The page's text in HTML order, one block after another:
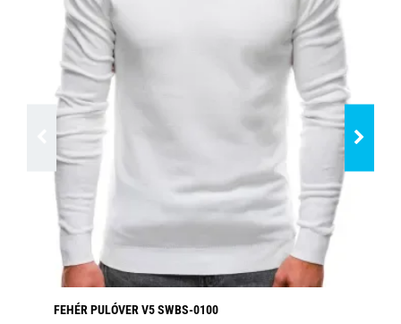
FEHÉR PULÓVER V5 SWBS-0100